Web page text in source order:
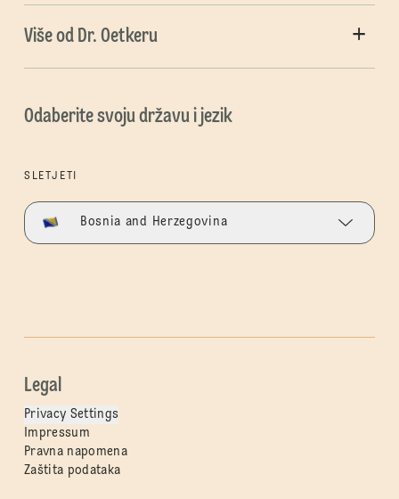
Više od Dr. Oetkeru
Odaberite svoju državu i jezik
SLETJETI
Bosnia and Herzegovina
Legal
Privacy Settings
Impressum
Pravna napomena
Zaštita podataka